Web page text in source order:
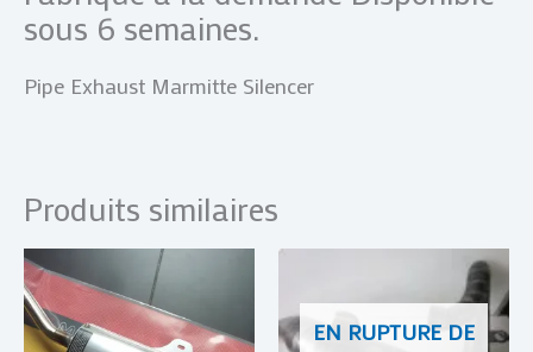
sous 6 semaines.
Pipe Exhaust Marmitte Silencer
Produits similaires
EN RUPTURE DE